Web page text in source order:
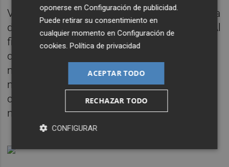
Vanaclocha asegura que se han dado cuenta
de que el mercado necesitaba otra marca. "Al
final es como un monopolio en el que el
cliente se ve obligado a terminar en las
mismas compañías", apunta. "Hay muchas
marcas, pero no todas son importante, y
crear marca con elknow howque tenemos
nosotros es difícil", insiste.
oponerse enConfiguración de publicidad.
Puede retirar su consentimiento en
cualquier momento enConfiguración de
cookies.Política de privacidad
ACEPTAR TODO
RECHAZAR TODO
CONFIGURAR